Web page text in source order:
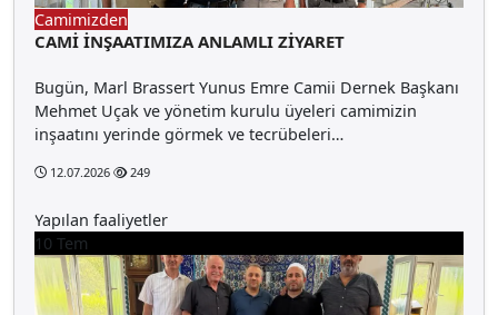
Camimizden
CAMİ İNŞAATIMIZA ANLAMLI ZİYARET
Bugün, Marl Brassert Yunus Emre Camii Dernek Başkanı
Mehmet Uçak ve yönetim kurulu üyeleri camimizin
inşaatını yerinde görmek ve tecrübeleri…
12.07.2026 249
Yapılan faaliyetler
10 Tem